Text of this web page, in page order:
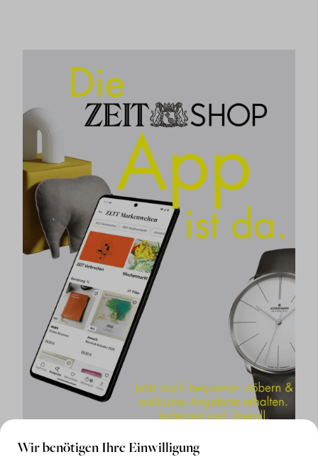
Wir benötigen Ihre Einwilligung